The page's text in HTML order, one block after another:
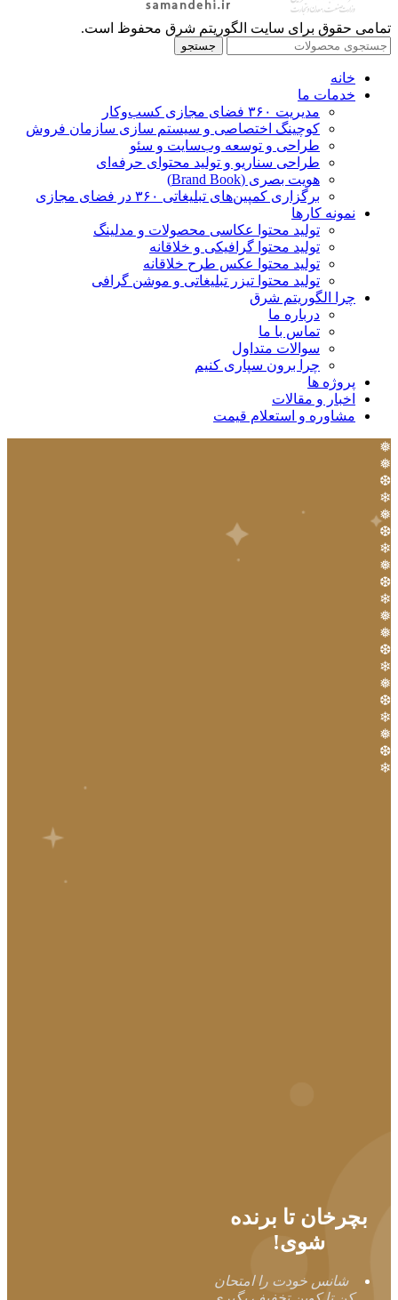
تمامی حقوق برای سایت الگوریتم شرق محفوظ است.
جستجو
خانه
خدمات ما
مدیریت ۳۶۰ فضای مجازی کسب‌وکار
کوچینگ اختصاصی و سیستم سازی سازمان فروش
طراحی و توسعه وب‌سایت و سئو
طراحی سناریو و تولید محتوای حرفه‌ای
هویت بصری (Brand Book)
برگزاری کمپین‌های تبلیغاتی ۳۶۰ در فضای مجازی
نمونه کارها
تولید محتوا عکاسی محصولات و مدلینگ
تولید محتوا گرافیکی و خلاقانه
تولید محتوا عکس طرح خلاقانه
تولید محتوا تیزر تبلیغاتی و موشن گرافی
چرا الگوریتم شرق
درباره ما
تماس با ما
سوالات متداول
چرا برون سپاری کنیم
پروژه ها
اخبار و مقالات
مشاوره و استعلام قیمت
❅
❅
❆
❄
❅
❆
❄
❅
❆
❄
❅
❅
❆
❄
❅
❆
❄
❅
❆
❄
بچرخان تا برنده
شوی!
شانس خودت را امتحان